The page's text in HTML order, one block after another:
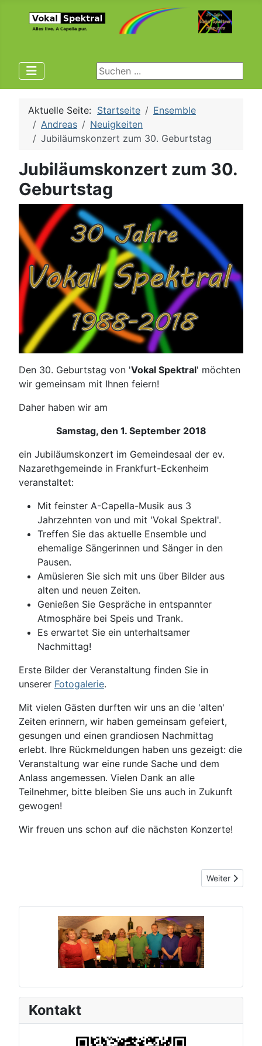
Suchen ...
Aktuelle Seite: Startseite
Ensemble
Andreas
Neuigkeiten
Jubiläumskonzert zum 30. Geburtstag
Jubiläumskonzert zum 30.
Geburtstag
Den 30. Geburtstag von 'Vokal Spektral' möchten
wir gemeinsam mit Ihnen feiern!
Daher haben wir am
Samstag, den 1. September 2018
ein Jubiläumskonzert im Gemeindesaal der ev.
Nazarethgemeinde in Frankfurt-Eckenheim
veranstaltet:
Mit feinster A-Capella-Musik aus 3
Jahrzehnten von und mit 'Vokal Spektral'.
Treffen Sie das aktuelle Ensemble und
ehemalige Sängerinnen und Sänger in den
Pausen.
Amüsieren Sie sich mit uns über Bilder aus
alten und neuen Zeiten.
Genießen Sie Gespräche in entspannter
Atmosphäre bei Speis und Trank.
Es erwartet Sie ein unterhaltsamer
Nachmittag!
Erste Bilder der Veranstaltung finden Sie in
unserer Fotogalerie.
Mit vielen Gästen durften wir uns an die 'alten'
Zeiten erinnern, wir haben gemeinsam gefeiert,
gesungen und einen grandiosen Nachmittag
erlebt. Ihre Rückmeldungen haben uns gezeigt: die
Veranstaltung war eine runde Sache und dem
Anlass angemessen. Vielen Dank an alle
Teilnehmer, bitte bleiben Sie uns auch in Zukunft
gewogen!
Wir freuen uns schon auf die nächsten Konzerte!
Nächster
Weiter
Kontakt